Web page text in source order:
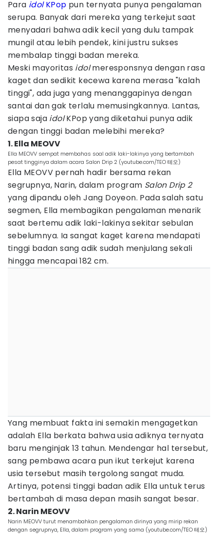
Para idol KPop pun ternyata punya pengalaman
serupa. Banyak dari mereka yang terkejut saat
menyadari bahwa adik kecil yang dulu tampak
mungil atau lebih pendek, kini justru sukses
membalap tinggi badan mereka.
Meski mayoritas idolmeresponsnya dengan rasa
kaget dan sedikit kecewa karena merasa "kalah
tinggi", ada juga yang menanggapinya dengan
santai dan gak terlalu memusingkannya. Lantas,
siapa saja idolKPop yang diketahui punya adik
dengan tinggi badan melebihi mereka?
1. Ella MEOVV
Ella MEOVV sempat membahas soal adik laki-lakinya yang bertambah
pesat tingginya dalam acara Salon Drip 2 (youtube.com/TEO 테오)
Ella MEOVV pernah hadir bersama rekan
segrupnya, Narin, dalam program Salon Drip 2
yang dipandu oleh Jang Doyeon. Pada salah satu
segmen, Ella membagikan pengalaman menarik
saat bertemu adik laki-lakinya sekitar sebulan
sebelumnya. Ia sangat kaget karena mendapati
tinggi badan sang adik sudah menjulang sekali
hingga mencapai 182 cm.
Yang membuat fakta ini semakin mengagetkan
adalah Ella berkata bahwa usia adiknya ternyata
baru menginjak 13 tahun. Mendengar hal tersebut,
sang pembawa acara pun ikut terkejut karena
usia tersebut masih tergolong sangat muda.
Artinya, potensi tinggi badan adik Ella untuk terus
bertambah di masa depan masih sangat besar.
2. Narin MEOVV
Narin MEOVV turut menambahkan pengalaman dirinya yang mirip rekan
dengan segrupnya, Ella, dalam program yang sama (youtube.com/TEO 테오)